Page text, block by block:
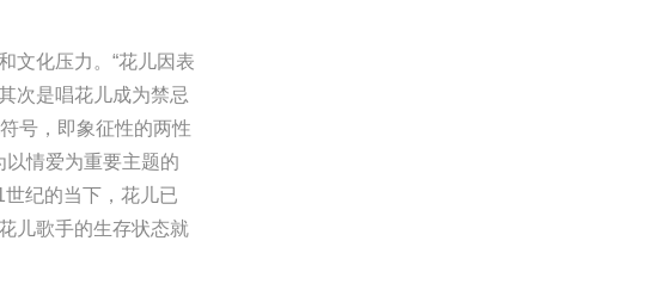
化压力。“花儿因表
次是唱花儿成为禁忌
号，即象征性的两性
以情爱为重要主题的
纪的当下，花儿已
儿歌手的生存状态就